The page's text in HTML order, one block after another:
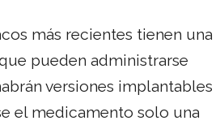
más recientes tienen una
pueden administrarse
versiones implantables
el medicamento solo una